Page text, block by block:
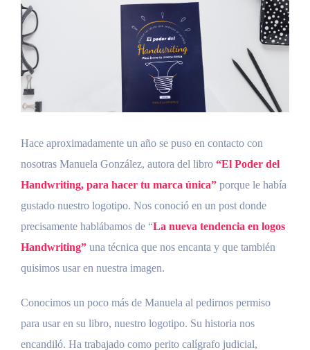
grande
Hace aproximadamente un año se puso en contacto con
nosotras Manuela González, autora del libro “El Poder del
Handwriting, para hacer tu marca única” porque le había
gustado nuestro logotipo. Nos conoció en un post donde
precisamente hablábamos de “La nueva tendencia en logos
Handwriting” una técnica que nos encanta y que también
quisimos usar en nuestra imagen.
Conocimos un poco más de Manuela al pedirnos permiso
para usar en su libro, nuestro logotipo. Su historia nos
encandiló. Ha trabajado como perito calígrafo judicial,